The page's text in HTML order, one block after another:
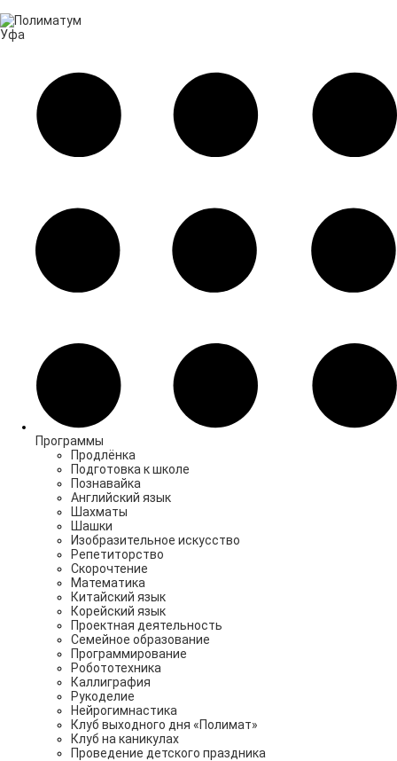
Программы
Продлёнка
Подготовка к школе
Познавайка
Английский язык
Шахматы
Шашки
Изобразительное искусство
Репетиторство
Скорочтение
Математика
Китайский язык
Корейский язык
Проектная деятельность
Семейное образование
Программирование
Робототехника
Каллиграфия
Рукоделие
Нейрогимнастика
Клуб выходного дня «Полимат»
Клуб на каникулах
Проведение детского праздника